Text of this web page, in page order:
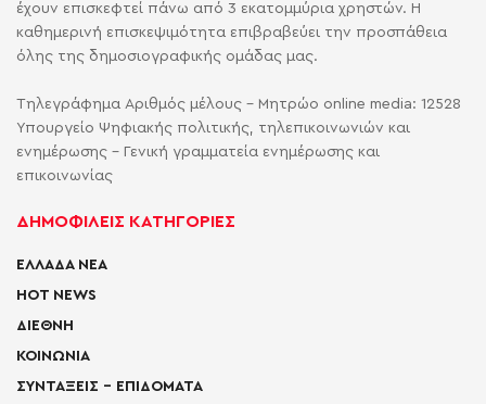
έχουν επισκεφτεί πάνω από 3 εκατομμύρια χρηστών. Η
καθημερινή επισκεψιμότητα επιβραβεύει την προσπάθεια
όλης της δημοσιογραφικής ομάδας μας.
Τηλεγράφημα Αριθμός μέλους - Μητρώο online media: 12528
Υπουργείο Ψηφιακής πολιτικής, τηλεπικοινωνιών και
ενημέρωσης - Γενική γραμματεία ενημέρωσης και
επικοινωνίας
ΔΗΜΟΦΙΛΕΙΣ ΚΑΤΗΓΟΡΙΕΣ
ΕΛΛΑΔΑ ΝΕΑ
HOT NEWS
ΔΙΕΘΝΗ
ΚΟΙΝΩΝΙΑ
ΣΥΝΤΑΞΕΙΣ – ΕΠΙΔΟΜΑΤΑ